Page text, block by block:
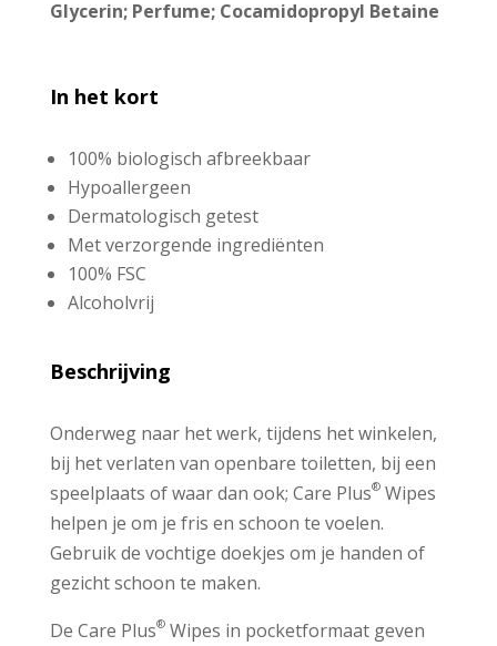
Glycerin; Perfume; Cocamidopropyl Betaine
In het kort
100% biologisch afbreekbaar
Hypoallergeen
Dermatologisch getest
Met verzorgende ingrediënten
100% FSC
Alcoholvrij
Beschrijving
Onderweg naar het werk, tijdens het winkelen,
bij het verlaten van openbare toiletten, bij een
speelplaats of waar dan ook; Care Plus®Wipes
helpen je om je fris en schoon te voelen.
Gebruik de vochtige doekjes om je handen of
gezicht schoon te maken.
De Care Plus®Wipes in pocketformaat geven